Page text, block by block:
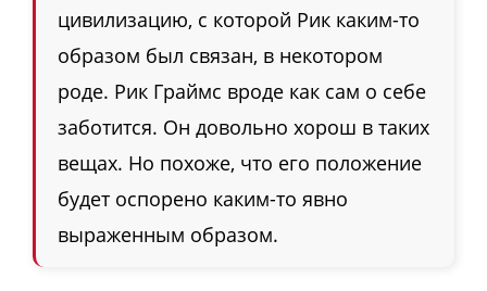
цивилизацию, с которой Рик каким-то
образом был связан, в некотором
роде. Рик Граймс вроде как сам о себе
заботится. Он довольно хорош в таких
вещах. Но похоже, что его положение
будет оспорено каким-то явно
выраженным образом.